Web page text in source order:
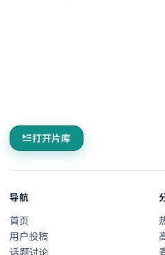
打开片库
导航
首页
用户投稿
话题讨论